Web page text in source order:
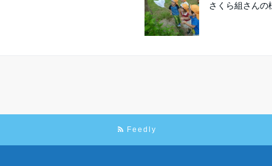
さくら組さん
Feedly